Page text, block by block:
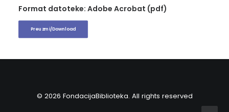
Format datoteke: Adobe Acrobat (pdf)
Preuzmi/Download
© 2026 FondacijaBiblioteka. All rights reserved